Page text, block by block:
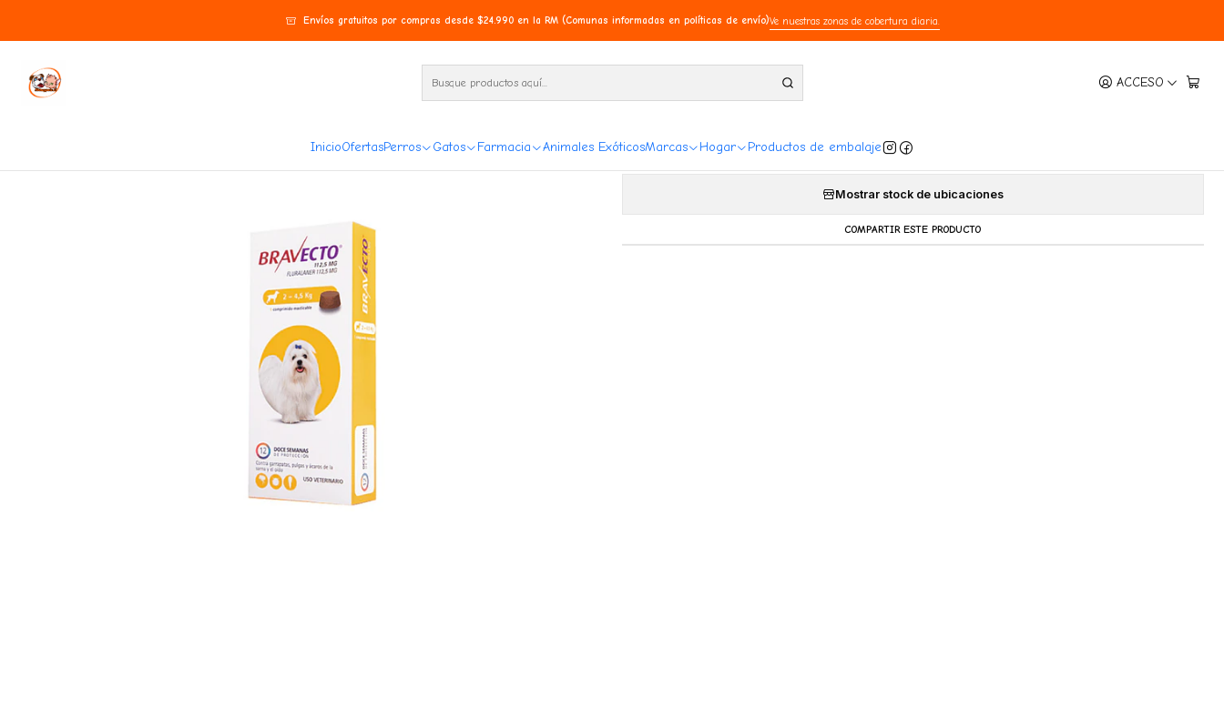
ACCESO
InicioOfertasPerros Gatos Farmacia Animales ExóticosMarcas Hogar Productos de embalaje
Envíos gratuitos por compras desde $24.990 en la RM (Comunas informadas en políticas de envío)Ve nuestras zonas de cobertura diaria.
Bravecto Perro 12 semanas 2 - 4.5 Kg
Bravecto Perro 12 semanas 2 - 4.5 Kg
Agregar a la lista de favoritos
Mostrar stock de ubicaciones
COMPARTIR ESTE PRODUCTO